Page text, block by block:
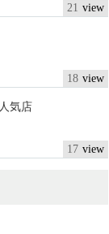
21
18
気店
17